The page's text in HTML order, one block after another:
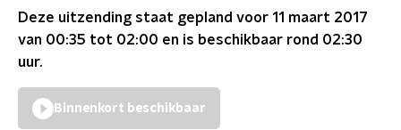
Deze uitzending staat gepland voor 11 maart 2017
van 00:35 tot 02:00 en is beschikbaar rond 02:30
uur.
Binnenkort beschikbaar